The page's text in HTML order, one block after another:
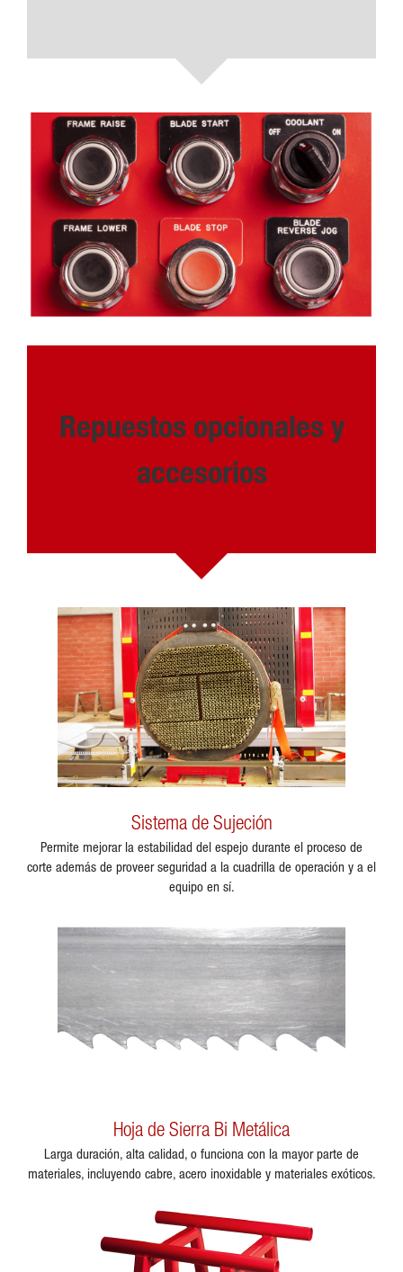
Repuestos opcionales y
accesorios
Sistema de Sujeción
Permite mejorar la estabilidad del espejo durante el proceso de
corte además de proveer seguridad a la cuadrilla de operación y a el
equipo en sí.
Hoja de Sierra Bi Metálica
Larga duración, alta calidad, o funciona con la mayor parte de
materiales, incluyendo cabre, acero inoxidable y materiales exóticos.